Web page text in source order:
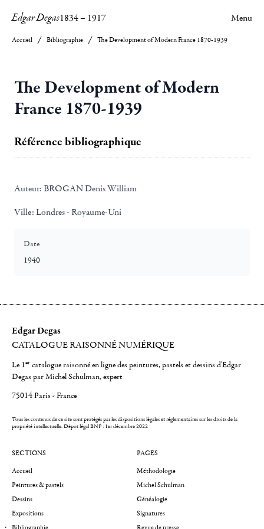
Edgar Degas1834– 1917 Menu
Accueil Bibliographie The Development of Modern France 1870-1939
The Development of Modern
France 1870-1939
Référence bibliographique
Auteur: BROGAN Denis William
Ville: Londres - Royaume-Uni
Date
1940
Edgar Degas
CATALOGUE RAISONNÉ NUMÉRIQUE
Le 1er catalogue raisonné en ligne des peintures, pastels et dessins d'Edgar
Degas par Michel Schulman, expert
75014 Paris - France
Tous les contenus de ce site sont protégés par les dispositions légales et réglementaires sur les droits de la
propriété intellectuelle.Dépot légal BNF : 1er décembre 2022
SECTIONS
Accueil
Peintures & pastels
Dessins
Expositions
PAGES
Méthodologie
Michel Schulman
Généalogie
Signatures